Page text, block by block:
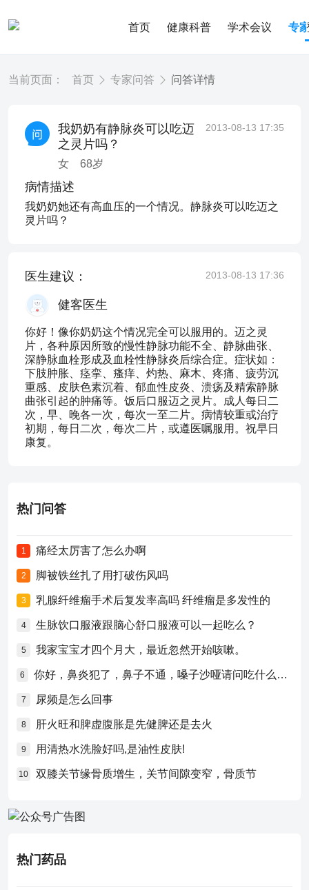
首页 健康科普 学术会议 专
当前页面： 首页 专家问答 问答详情
我奶奶有静脉炎可以吃迈
之灵片吗？
女 68岁
2013-08-13 17:35
病情描述
我奶奶她还有高血压的一个情况。静脉炎可以吃迈之
灵片吗？
医生建议： 2013-08-13 17:36
健客医生
你好！像你奶奶这个情况完全可以服用的。迈之灵
片，各种原因所致的慢性静脉功能不全、静脉曲张、
深静脉血栓形成及血栓性静脉炎后综合症。症状如：
下肢肿胀、痉挛、瘙痒、灼热、麻木、疼痛、疲劳沉
重感、皮肤色素沉着、郁血性皮炎、溃疡及精索静脉
曲张引起的肿痛等。饭后口服迈之灵片。成人每日二
次，早、晚各一次，每次一至二片。病情较重或治疗
初期，每日二次，每次二片，或遵医嘱服用。祝早日
康复。
热门问答
1 痛经太厉害了怎么办啊
2 脚被铁丝扎了用打破伤风吗
3 乳腺纤维瘤手术后复发率高吗 纤维瘤是多发性的
4 生脉饮口服液跟脑心舒口服液可以一起吃么？
5 我家宝宝才四个月大，最近忽然开始咳嗽。
6 你好，鼻炎犯了，鼻子不通，嗓子沙哑请问吃什么药比较好？
7 尿频是怎么回事
8 肝火旺和脾虚腹胀是先健脾还是去火
9 用清热水洗脸好吗,是油性皮肤!
10 双膝关节缘骨质增生，关节间隙变窄，骨质节
热门药品